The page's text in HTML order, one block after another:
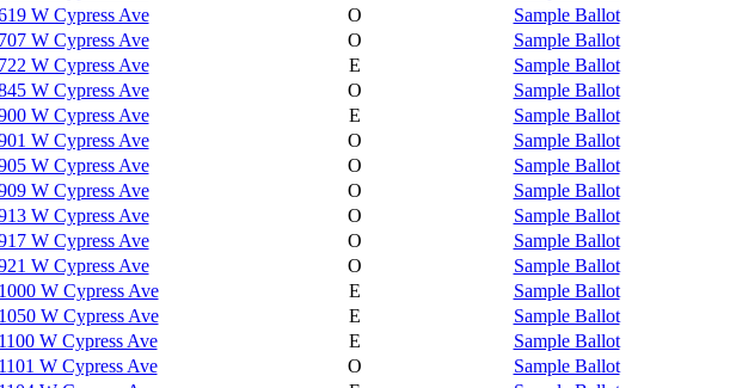
W Cypress Ave
O
Sample Ballot
W Cypress Ave
O
Sample Ballot
W Cypress Ave
E
Sample Ballot
W Cypress Ave
O
Sample Ballot
W Cypress Ave
E
Sample Ballot
W Cypress Ave
O
Sample Ballot
W Cypress Ave
O
Sample Ballot
W Cypress Ave
O
Sample Ballot
W Cypress Ave
O
Sample Ballot
W Cypress Ave
O
Sample Ballot
W Cypress Ave
O
Sample Ballot
W Cypress Ave
E
Sample Ballot
W Cypress Ave
E
Sample Ballot
W Cypress Ave
E
Sample Ballot
W Cypress Ave
O
Sample Ballot